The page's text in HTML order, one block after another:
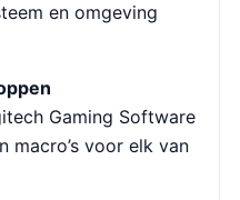
en omgeving
Gaming Software
macro’s voor elk van